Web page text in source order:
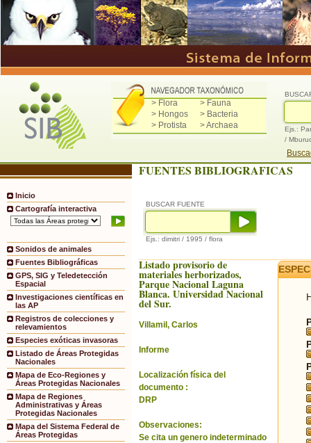
> Flora
> Fauna
> Hongos
> Bacteria
> Protista
> Archaea
Ejs.:
/
Inicio
Cartografía interactiva
Sonidos de animales
Fuentes Bibliográficas
GPS, SIG y Teledetección
Espacial
Investigaciones científicas en
las AP
Registros de colecciones y
relevamientos
Especies exóticas invasoras
Listado de Áreas Protegidas
Nacionales
Mapa de Eco-Regiones y
Áreas Protegidas Nacionales
Mapa de Regiones
Administrativas y Áreas
Protegidas Nacionales
Mapa del Sistema Federal de
Áreas Protegidas
FUENTES BIBLIOGRAFICAS
BUSCAR FUENTE
Ejs.: dimitri / 1995 / flora
Listado provisorio de
materiales herborizados,
Parque Nacional Laguna
Blanca. Universidad Nacional
del Sur.
Villamil, Carlos
Informe
Localización física del
documento :
DRP
Observaciones:
Se cita un genero indeterminado